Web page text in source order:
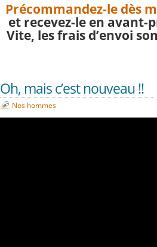
Précommandez-le dès
et recevez-le en avant-
Vite, les frais d’envoi
Oh, mais c’est nouveau !!
Nos hommes